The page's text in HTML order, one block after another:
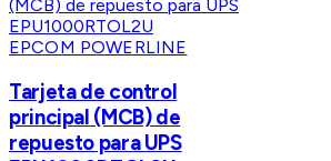
EPCOM POWERLINE
Tarjeta de control
principal (MCB) de
repuesto para UPS